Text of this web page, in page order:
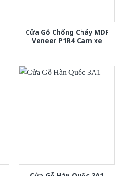
Cửa Gỗ Chống Cháy MDF
Veneer P1R4 Cam xe